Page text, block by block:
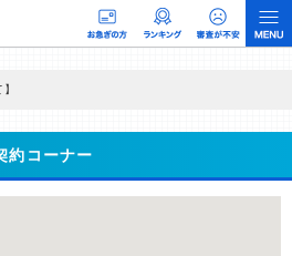
、当編集部の調査／ユーザーへの口コミ収集な
提供を行っています。
約コーナー